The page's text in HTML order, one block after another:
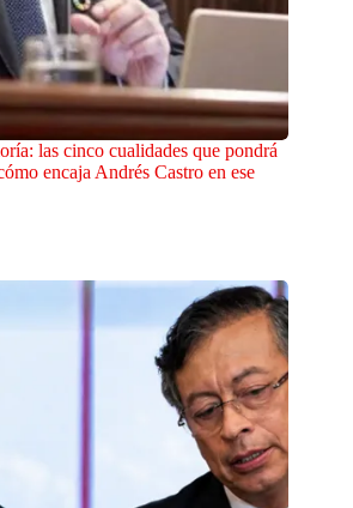
las cinco cualidades que pondrá
encaja Andrés Castro en ese